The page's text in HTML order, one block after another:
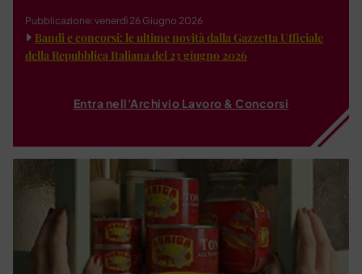
Pubblicazione: venerdì 26 Giugno 2026
Bandi e concorsi: le ultime novità dalla Gazzetta Ufficiale
della Repubblica Italiana del 23 giugno 2026
Entra nell'Archivio Lavoro & Concorsi